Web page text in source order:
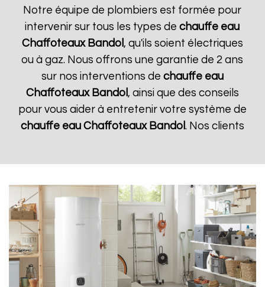
Notre équipe de plombiers est formée pour
intervenir sur tous les types dechauffe eau
Chaffoteaux Bandol , qu'ils soient électriques
ou à gaz. Nous offrons une garantie de 2 ans
sur nos interventions de chauffe eau
Chaffoteaux Bandol , ainsi que des conseils
pour vous aider à entretenir votre système de
chauffe eau Chaffoteaux Bandol . Nos clients